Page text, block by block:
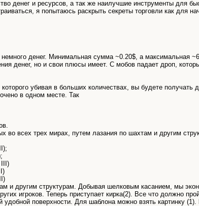
денег и ресурсов, а так же наилучшие инструменты для
я попытаюсь раскрыть секреты торговли как
денег. Минимальная сумма ~0.20$, а максимальная
денег, но и свои плюсы имеет. С мобов падает дроп,
убивая в больших количествах, вы будете получать
в одном месте. Так
во всех трех мирах, путем лазания по шахтам и другим
III)
и другим структурам. Добывая шелковым касанием, мы
игроков. Теперь приступает кирка(2). Все что должно
поверхности. Для шаблона можно взять картинку